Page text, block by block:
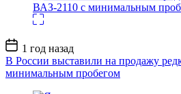
Дата
записи
1 год назад
В России выставили на продажу
минимальным пробегом